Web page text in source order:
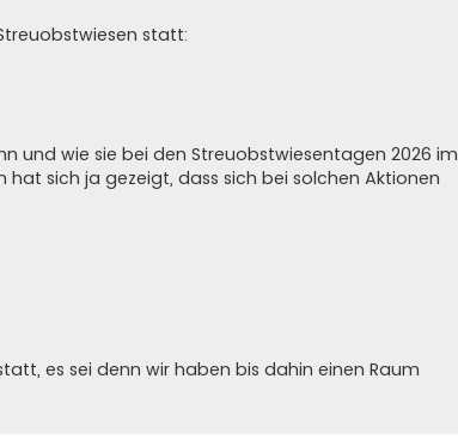
statt:
und wie sie bei den Streuobstwiesentagen 2026 im
sich ja gezeigt, dass sich bei solchen Aktionen
es sei denn wir haben bis dahin einen Raum